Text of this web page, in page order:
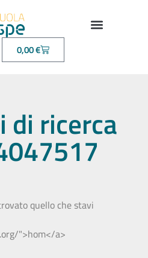
0,00€
di ricerca
quello che stavi
">hom</a>